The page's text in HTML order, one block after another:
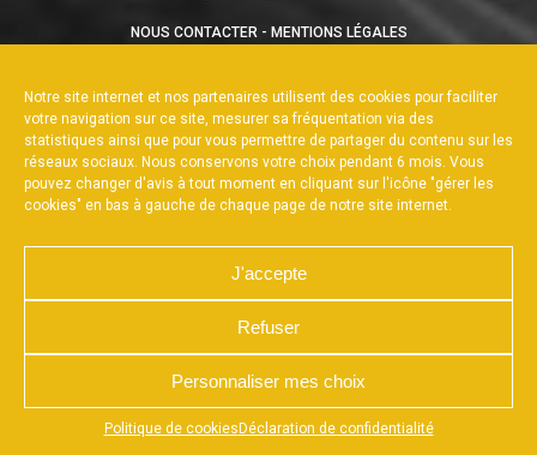
Notre site internet et nos partenaires utilisent des cookies pour faciliter
votre navigation sur ce site, mesurer sa fréquentation via des
statistiques ainsi que pour vous permettre de partager du contenu sur les
réseaux sociaux. Nous conservons votre choix pendant 6 mois. Vous
pouvez changer d'avis à tout moment en cliquant sur l'icône "gérer les
cookies" en bas à gauche de chaque page de notre site internet.
J'accepte
Refuser
Personnaliser mes choix
Politique de cookies Déclaration de confidentialité
Appuyez sur le bouton partager en bas de votre
NOUS CONTACTER
MENTIONS LÉGALES
RÉALISÉ PAR L’AGENCE WEB A3WEB